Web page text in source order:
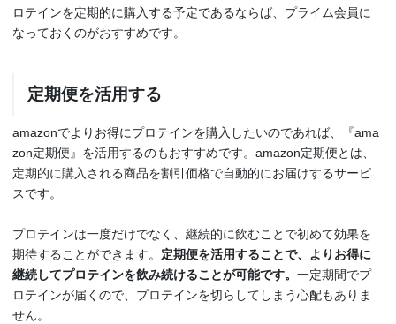
ロテインを定期的に購入する予定であるならば、プライム会員に
なっておくのがおすすめです。
定期便を活用する
amazonでよりお得にプロテインを購入したいのであれば、『ama
zon定期便』を活用するのもおすすめです。amazon定期便とは、
定期的に購入される商品を割引価格で自動的にお届けするサービ
スです。
プロテインは一度だけでなく、継続的に飲むことで初めて効果を
期待することができます。 定期便を活用することで、よりお得に
継続してプロテインを飲み続けることが可能です。一定期間でプ
ロテインが届くので、プロテインを切らしてしまう心配もありま
せん。